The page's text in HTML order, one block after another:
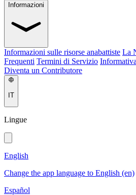
Informazioni
Informazioni sulle risorse anabattiste La
Frequenti Termini di Servizio
Diventa un Contributore
IT
Lingue
English
Change the app language to English (en)
Español